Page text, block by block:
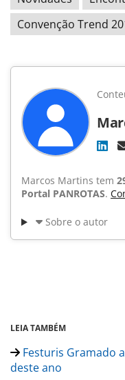
Convenção Trend
Marcos Martins tem
Portal PANROTAS.
Sobre o autor
LEIA TAMBÉM
Festuris Gramado
deste ano